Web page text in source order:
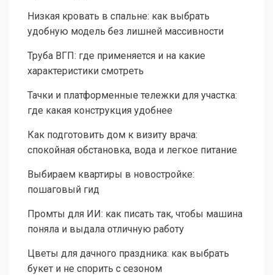
Низкая кровать в спальне: как выбрать
удобную модель без лишней массивности
Труба ВГП: где применяется и на какие
характеристики смотреть
Тачки и платформенные тележки для участка:
где какая конструкция удобнее
Как подготовить дом к визиту врача:
спокойная обстановка, вода и легкое питание
Выбираем квартиры в новостройке:
пошаговый гид
Промты для ИИ: как писать так, чтобы машина
поняла и выдала отличную работу
Цветы для дачного праздника: как выбрать
букет и не спорить с сезоном